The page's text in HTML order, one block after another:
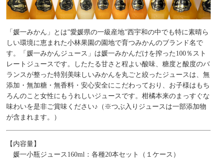
「媛一みかん」とは”愛媛県の一級産地”西宇和の中でも特に素晴ら
しい環境に恵まれた小林果園の園地で育つみかんのブランド名で
す。「媛一みかんジュース」は媛一みかんだけを搾った100％スト
レートジュースです。したたる甘さと程よい酸味、糖度と酸度のバ
ランスが整った特別美味しいみかんを丸ごと絞ったジュースは、無
添加・無加糖・無香料・安心安全にこだわっており、お子様はもち
ろんのこと女性にもうれしいジュースです。柑橘本来のまっすぐな
味わいを是非ご賞味ください♪（※つぶ入りジュースは一部添加物
が含まれます。）
【内容量】
媛一小瓶ジュース160ml：各種20本セット（１ケース）